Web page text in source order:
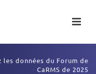
les données du Forum de
CaRMS de 2025